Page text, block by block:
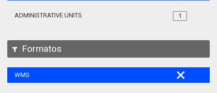
1
ADMINISTRATIVE UNITS
Formatos
WMS